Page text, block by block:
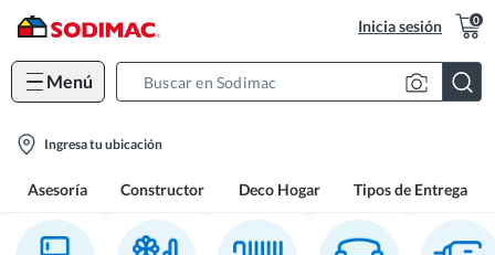
Inicia sesión 0
Menú
location-
Ingresa tu ubicación
Asesoría Constructor Deco Hogar Tipos de Entrega